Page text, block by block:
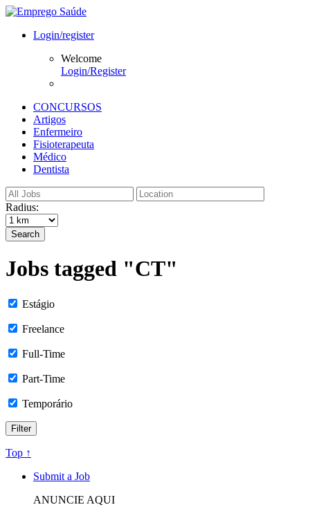
Login/register
Welcome
Login/Register
CONCURSOS
Artigos
Enfermeiro
Fisioterapeuta
Médico
Dentista
Radius:
Search
Jobs tagged "CT"
Estágio
Freelance
Full-Time
Part-Time
Temporário
Top ↑
Submit a Job
ANUNCIE AQUI